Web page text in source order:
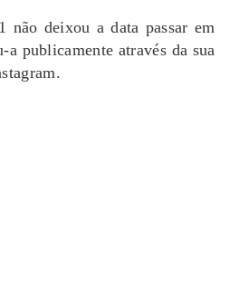
não deixou a data passar em
a publicamente através da sua